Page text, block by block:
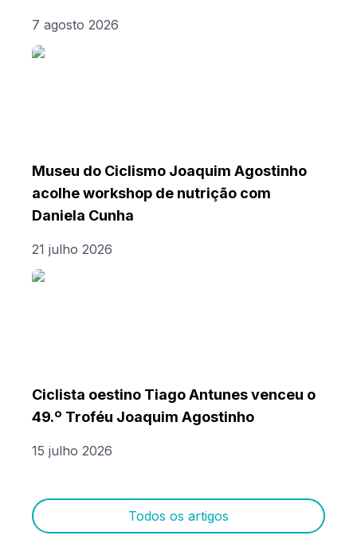
7 agosto 2026
Museu do Ciclismo Joaquim Agostinho
acolhe workshop de nutrição com
Daniela Cunha
21 julho 2026
Ciclista oestino Tiago Antunes venceu o
49.º Troféu Joaquim Agostinho
15 julho 2026
Todos os artigos